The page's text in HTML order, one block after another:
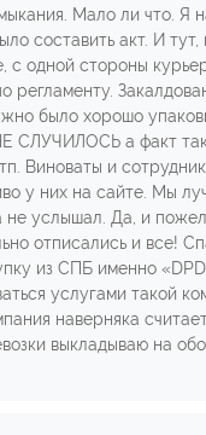
Мало ли что.
составить акт. И
стороны курьер
регламенту.
было хорошо
СЛУЧИЛОСЬ а факт
Виноваты и
у них на сайте. Мы
не услышал. Да, и
отписались и все!
из СПБ именно
услугами такой
наверняка
выкладываю на